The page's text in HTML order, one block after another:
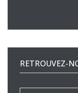
RETROUVEZ-